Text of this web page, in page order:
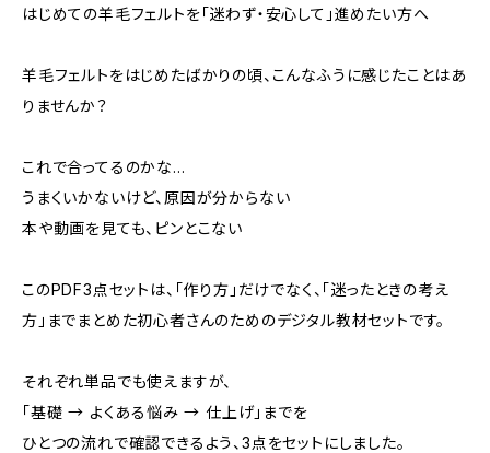
はじめての羊毛フェルトを「迷わず・安心して」進めたい方へ
羊毛フェルトをはじめたばかりの頃、こんなふうに感じたことはあ
りませんか？
これで合ってるのかな…
うまくいかないけど、原因が分からない
本や動画を見ても、ピンとこない
このPDF3点セットは、「作り方」だけでなく、「迷ったときの考え
方」までまとめた初心者さんのためのデジタル教材セットです。
それぞれ単品でも使えますが、
「基礎 → よくある悩み → 仕上げ」までを
ひとつの流れで確認できるよう、3点をセットにしました。